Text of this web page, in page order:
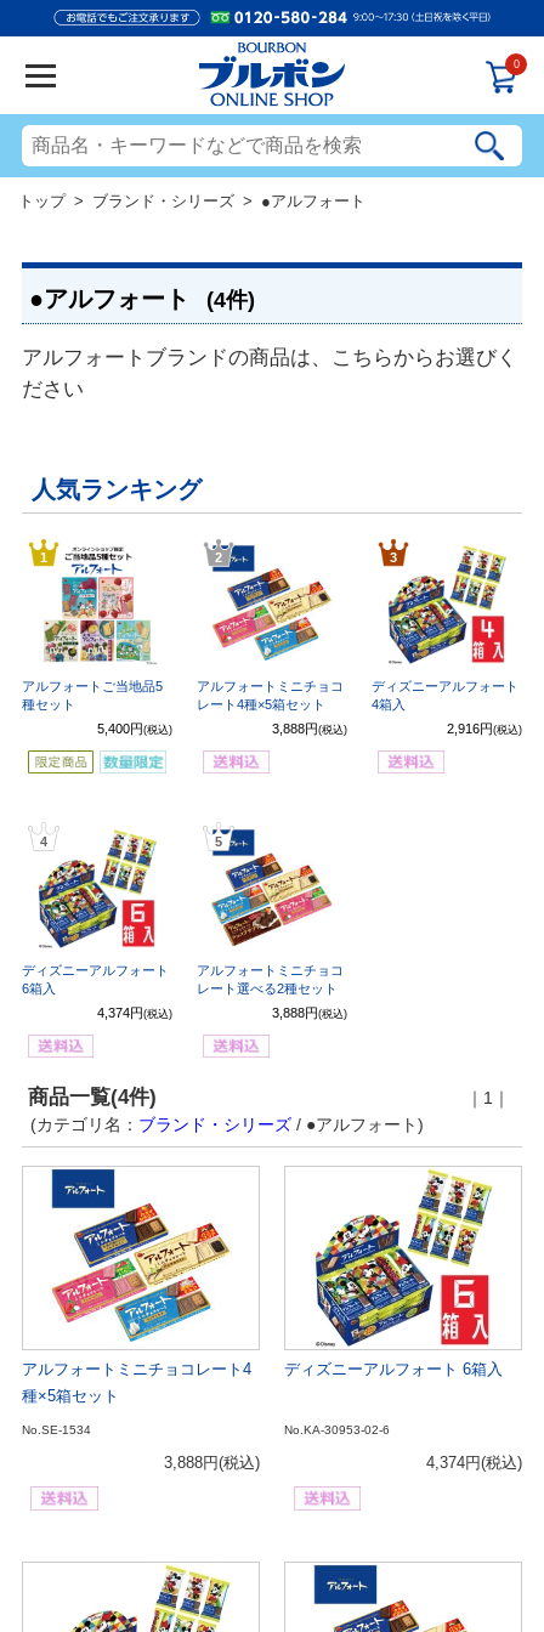
0
トップ> ブランド・シリーズ > ●アルフォート
●アルフォート (4件)
アルフォートブランドの商品は、こちらからお選びく
ださい
人気ランキング
1
アルフォートご当地品5
種セット
5,400円 (税込)
2
アルフォートミニチョコ
レート4種×5箱セット
3,888円 (税込)
3
ディズニーアルフォート
4箱入
2,916円(税込)
4
ディズニーアルフォート
6箱入
4,374円 (税込)
5
アルフォートミニチョコ
レート選べる2種セット
3,888円 (税込)
商品一覧(4件)
｜1｜
(カテゴリ名： ブランド・シリーズ/ ●アルフォート)
アルフォートミニチョコレート4
種×5箱セット
No.SE-1534
3,888円(税込)
ディズニーアルフォート 6箱入
No.KA-30953-02-6
4,374円(税込)